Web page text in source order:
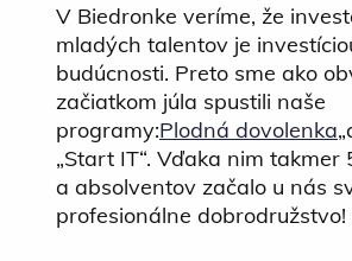
V Biedronke veríme, že
mladých talentov je
budúcnosti. Preto sme ako
začiatkom júla spustili naše
programy:Plodná dovolenka
„Start IT“. Vďaka nim takmer
a absolventov začalo u nás
profesionálne dobrodružstvo!